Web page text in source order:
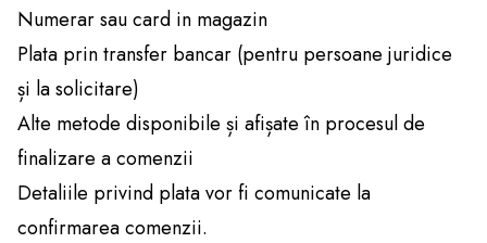
Numerar sau card in magazin
Plata prin transfer bancar (pentru persoane juridice
și la solicitare)
Alte metode disponibile și afișate în procesul de
finalizare a comenzii
Detaliile privind plata vor fi comunicate la
confirmarea comenzii.